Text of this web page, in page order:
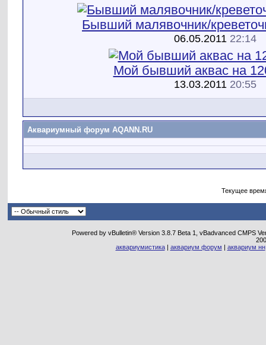
Бывший малявочник/
06.05.2011 22:14
Мой бывший аквас на
13.03.2011 20:55
Аквариумный форум AQANN.RU
Текущее
Powered by vBulletin® Version 3.8.7 Beta 1, vBadvanced CMPS
аквариумистика| аквариум форум аквариум нн